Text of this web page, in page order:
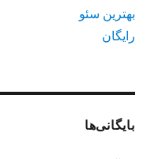
بهترین سئو
رایگان
بایگانی‌ها